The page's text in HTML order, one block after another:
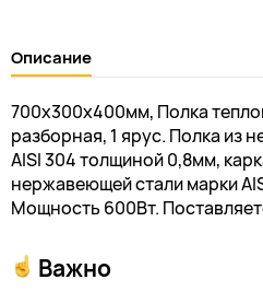
Описание
700х300х400мм, Полка
разборная, 1 ярус. Полка из
AISI 304 толщиной 0,8мм,
нержавеющей стали марки
Мощность 600Вт.
Важно